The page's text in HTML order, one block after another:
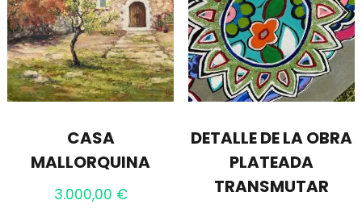
CASA
MALLORQUINA
3.000,00 €
DETALLE DE LA OBRA
PLATEADA
TRANSMUTAR